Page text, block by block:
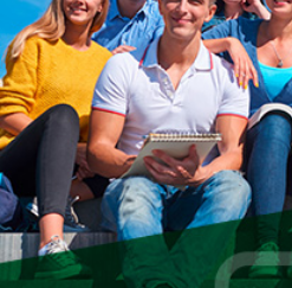
Wer wir sind
Infos
Jobs
Standorte